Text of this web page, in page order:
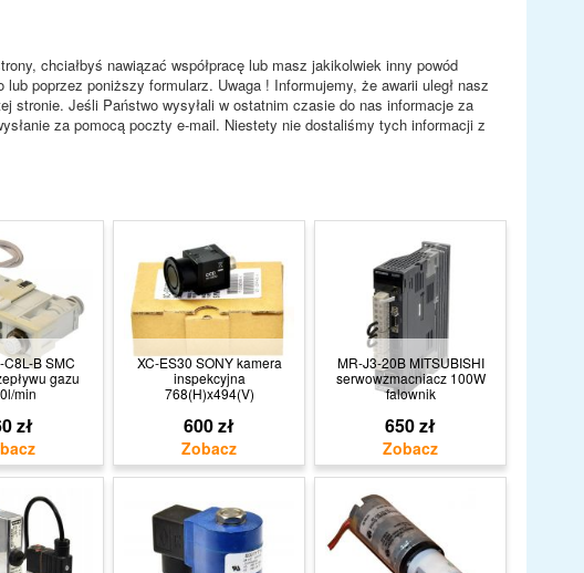
chciałbyś nawiązać współpracę lub masz jakikolwiek inny powód
poprzez poniższy formularz. Uwaga ! Informujemy, że awarii uległ nasz
stronie. Jeśli Państwo wysyłali w ostatnim czasie do nas informacje za
za pomocą poczty e-mail. Niestety nie dostaliśmy tych informacji z
B SMC
gazu
min
zł
XC-ES30 SONY kamera
inspekcyjna
768(H)x494(V)
600 zł
MR-J3-20B MITSUBISHI
serwowzmacniacz 100W
falownik
650 zł